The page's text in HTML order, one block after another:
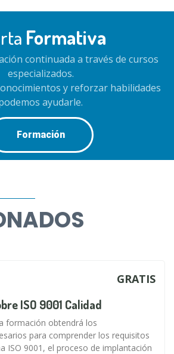
Formativa
continuada a través de cursos
especializados.
y reforzar habilidades
ayudarle.
Formación
GRATIS
ISO 9001 Calidad
formación obtendrá los
para comprender los requisitos
ISO 9001, el proceso de implantación